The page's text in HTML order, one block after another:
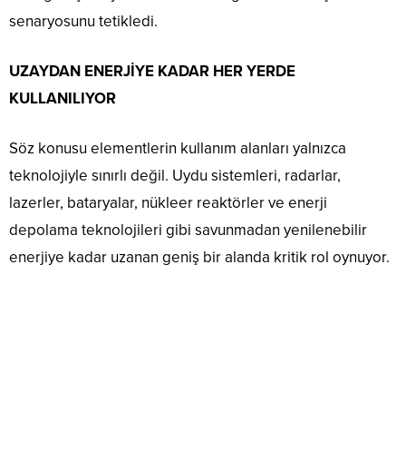
senaryosunu tetikledi.
UZAYDAN ENERJİYE KADAR HER YERDE
KULLANILIYOR
Söz konusu elementlerin kullanım alanları yalnızca
teknolojiyle sınırlı değil. Uydu sistemleri, radarlar,
lazerler, bataryalar, nükleer reaktörler ve enerji
depolama teknolojileri gibi savunmadan yenilenebilir
enerjiye kadar uzanan geniş bir alanda kritik rol oynuyor.